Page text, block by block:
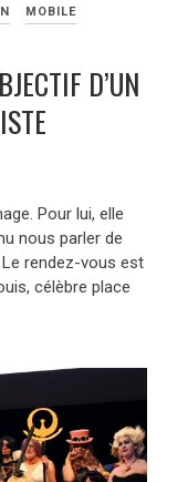
MOBILE
D’UN
Pour lui, elle
nous parler de
rendez-vous est
célèbre place